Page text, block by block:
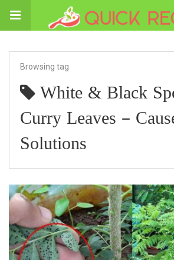
Browsing tag
White & Black
Curry Leaves –
Solutions